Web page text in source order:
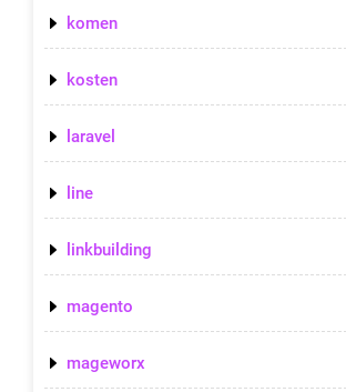
komen
kosten
laravel
line
linkbuilding
magento
mageworx